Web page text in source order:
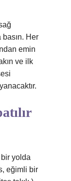
basın. Her
emin
ve ilk
yolda
eğimli bir